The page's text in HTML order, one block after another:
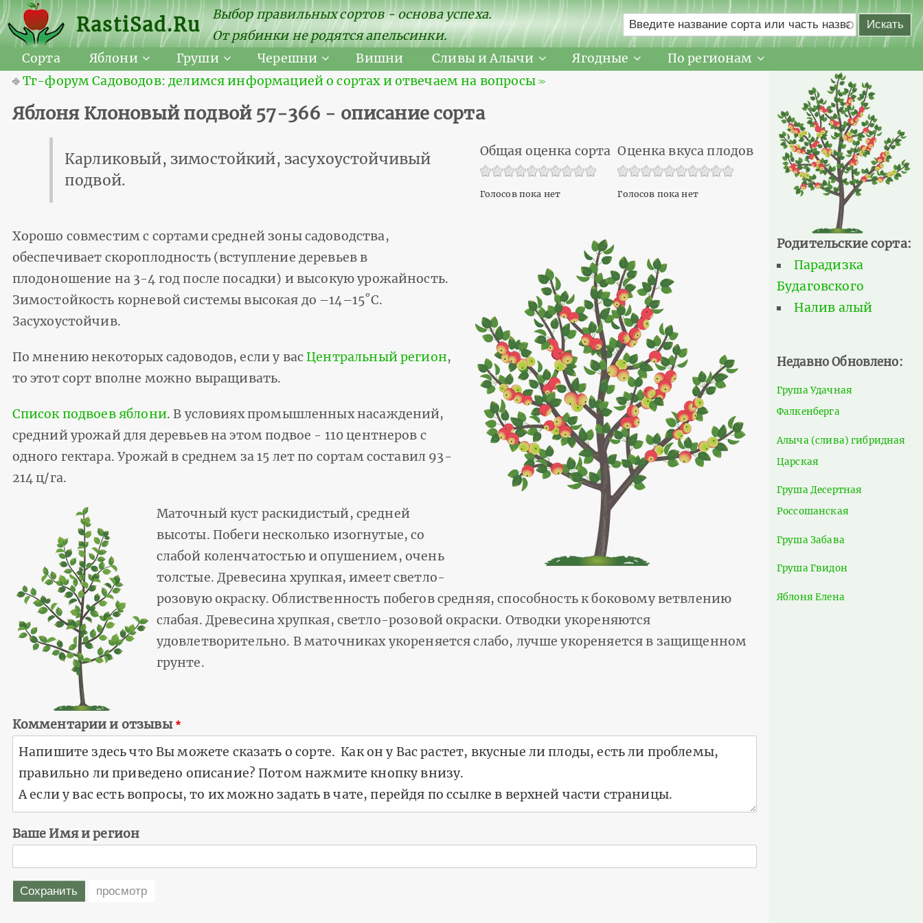
RastiSad.Ru
Выбор правильных сортов - основа успеха.
От рябинки не родятся апельсинки.
Сорта
Яблони Груши Черешни Вишни Сливы и Алычи Ягодные
По регионам
⎆Тг-форум Садоводов: делимся информацией о сортах и отвечаем на вопросы ≫
Яблоня Клоновый подвой 57-366 - описание сорта
Оценка вкуса плодов
Голосов пока нет
Общая оценка сорта
Голосов пока нет
Карликовый, зимостойкий, засухоустойчивый
подвой.
Хорошо совместим с сортами средней зоны садоводства,
обеспечивает скороплодность (вступление деревьев в
плодоношение на 3-4 год после посадки) и высокую урожайность.
Зимостойкость корневой системы высокая до –14–15˚С.
Засухоустойчив.
По мнению некоторых садоводов, если у васЦентральный регион,
то этот сорт вполне можно выращивать.
Список подвоев яблони. В условиях промышленных насаждений,
средний урожай для деревьев на этом подвое - 110 центнеров с
одного гектара. Урожай в среднем за 15 лет по сортам составил 93-
214 ц/га.
Маточный куст раскидистый, средней
высоты. Побеги несколько изогнутые, со
слабой коленчатостью и опушением, очень
толстые. Древесина хрупкая, имеет светло-
розовую окраску. Облиственность побегов средняя, способность к боковому ветвлению
слабая. Древесина хрупкая, светло-розовой окраски. Отводки укореняются
удовлетворительно. В маточниках укореняется слабо, лучше укореняется в защищенном
грунте.
Комментарии и отзывы
Ваше Имя и регион
Родительские сорта:
Парадизка
Будаговского
Налив алый
Недавно Обновлено:
Груша Удачная
Фалкенберга
Алыча (слива) гибридная
Царская
Груша Десертная
Россошанская
Груша Забава
Груша Гвидон
Яблоня Елена